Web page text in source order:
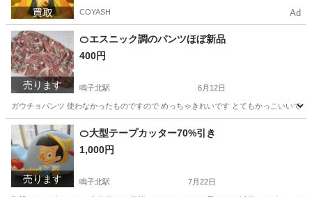
COYASH Ad
売ります
🍊エスニック調のパンツほぼ新品
400円
鳴子北駅 6月12日
ガウチョパンツ 使わなかったものですので めっちゃきれいです とてもかっこいいで
愛知 名古屋市 鳴子北駅 服/ファッション
売ります
🍊大型テープカッター70%引き
1,000円
鳴子北駅 7月22日